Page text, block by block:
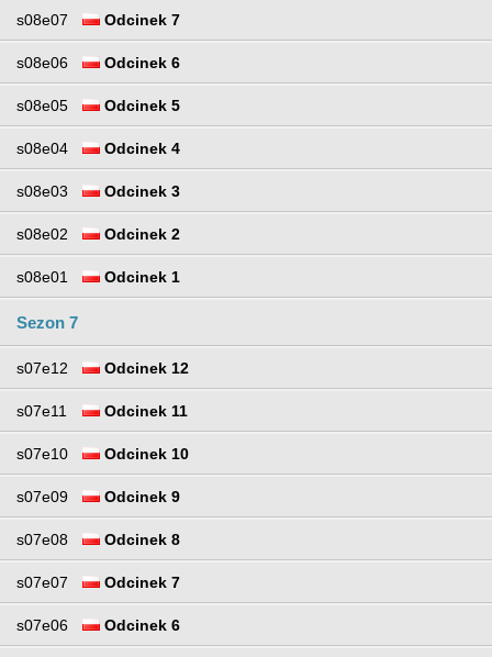
s08e07 Odcinek 7
s08e06 Odcinek 6
s08e05 Odcinek 5
s08e04 Odcinek 4
s08e03 Odcinek 3
s08e02 Odcinek 2
s08e01 Odcinek 1
Sezon 7
s07e12 Odcinek 12
s07e11 Odcinek 11
s07e10 Odcinek 10
s07e09 Odcinek 9
s07e08 Odcinek 8
s07e07 Odcinek 7
s07e06 Odcinek 6